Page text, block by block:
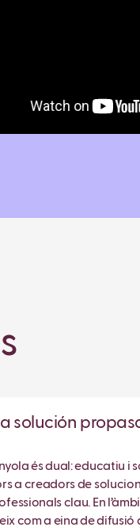
solución
és dual: educatiu
a creadors de
clau. En
com a eina de